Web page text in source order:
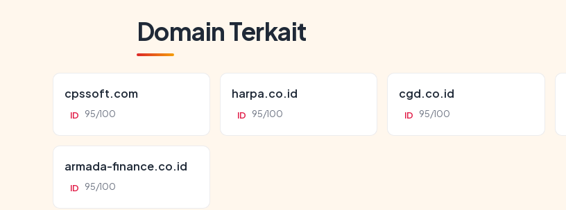
Domain Terkait
cpssoft.com
ID 95/100
harpa.co.id
ID 95/100
cgd.co.id
ID 95/100
armada-finance.co.id
ID 95/100